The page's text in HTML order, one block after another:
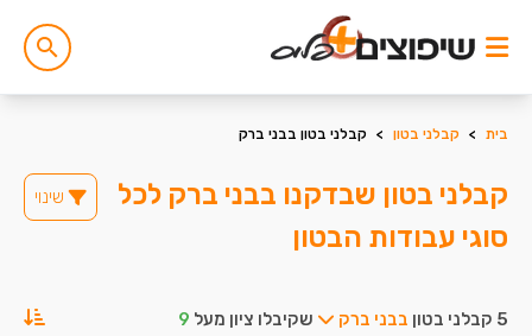
בית > קבלני בטון > קבלני בטון בבני ברק
קבלני בטון שבדקנו בבני ברק לכל
סוגי עבודות הבטון
שינוי
5 קבלני בטון בבני ברק שקיבלו ציון מעל 9